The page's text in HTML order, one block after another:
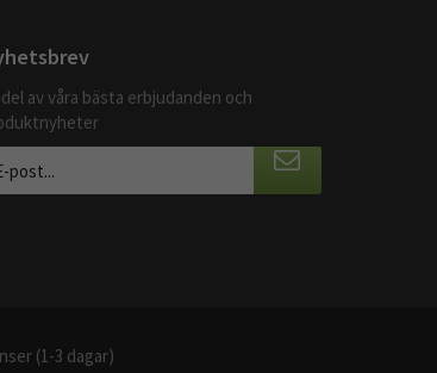
del av våra bästa erbjudanden och
(1-3 dagar)